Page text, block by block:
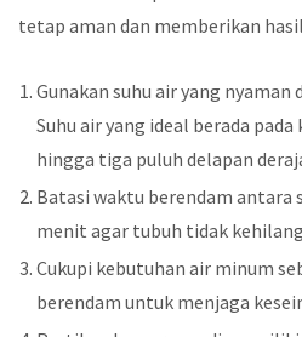
tetap aman dan memberikan
Gunakan suhu air yang
Suhu air yang ideal berada
hingga tiga puluh delapan
Batasi waktu berendam antara
menit agar tubuh tidak
Cukupi kebutuhan air minum
berendam untuk menjaga